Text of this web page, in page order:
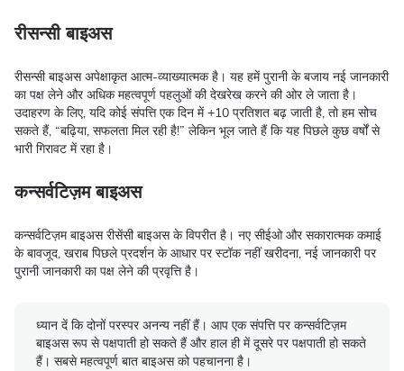
रीसन्सी बाइअस
रीसन्सी बाइअस अपेक्षाकृत आत्म-व्याख्यात्मक है। यह हमें पुरानी के बजाय नई जानकारी
का पक्ष लेने और अधिक महत्वपूर्ण पहलुओं की देखरेख करने की ओर ले जाता है।
उदाहरण के लिए, यदि कोई संपत्ति एक दिन में +10 प्रतिशत बढ़ जाती है, तो हम सोच
सकते हैं, “बढ़िया, सफलता मिल रही है!” लेकिन भूल जाते हैं कि यह पिछले कुछ वर्षों से
भारी गिरावट में रहा है।
कन्सर्वटिज़म बाइअस
कन्सर्वटिज़म बाइअस रीसेंसी बाइअस के विपरीत है। नए सीईओ और सकारात्मक कमाई
के बावजूद, खराब पिछले प्रदर्शन के आधार पर स्टॉक नहीं खरीदना, नई जानकारी पर
पुरानी जानकारी का पक्ष लेने की प्रवृत्ति है।
ध्यान दें कि दोनों परस्पर अनन्य नहीं हैं। आप एक संपत्ति पर कन्सर्वटिज़म
बाइअस रूप से पक्षपाती हो सकते हैं और हाल ही में दूसरे पर पक्षपाती हो सकते
हैं। सबसे महत्वपूर्ण बात बाइअस को पहचानना है।